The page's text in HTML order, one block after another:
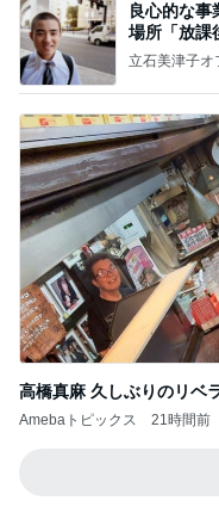
良心的な事
場所「放課
実の
立石美津子オ
高橋真麻 久しぶりのリベ
Amebaトピックス 21時間前